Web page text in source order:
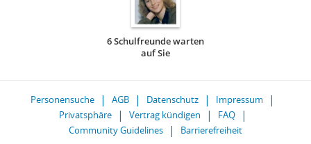
6 Schulfreunde warten
auf Sie
Personensuche AGB Datenschutz
Impressum
Privatsphäre
Vertrag kündigen
FAQ
Community Guidelines
Barrierefreiheit